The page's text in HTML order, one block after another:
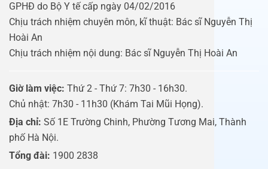
GPHĐ do Bộ Y tế cấp ngày 04/02/2016
Chịu trách nhiệm chuyên môn, kĩ thuật: Bác sĩ Nguyễn Thị
Hoài An
Chịu trách nhiệm nội dung: Bác sĩ Nguyễn Thị Hoài An
Giờ làm việc: Thứ 2 - Thứ 7: 7h30 - 16h30.
Chủ nhật: 7h30 - 11h30 (Khám Tai Mũi Họng).
Địa chỉ: Số 1E Trường Chinh, Phường Tương Mai, Thành
phố Hà Nội.
Tổng đài: 1900 2838